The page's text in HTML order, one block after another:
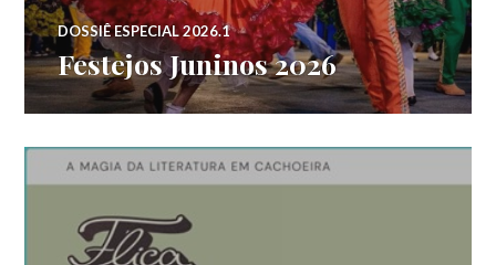
DOSSIÊ ESPECIAL 2026.1
Festejos Juninos 2026